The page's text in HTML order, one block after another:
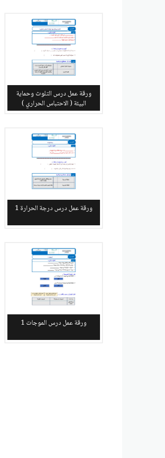
ورقة عمل درس التلوث وحماية
البيئة ( الاحتباس الحراري )
ورقة عمل درس درجة الحرارة 1
ورقة عمل درس الموجات 1